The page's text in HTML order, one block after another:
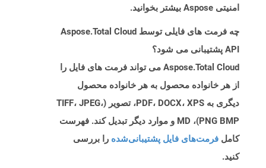
امنیتی Aspose بیشتر بخوانید.
چه فرمت های فایلی توسط Aspose.Total Cloud
API پشتیبانی می شود؟
Aspose.Total Cloud می تواند فرمت های فایل را
از هر خانواده محصول به هر خانواده محصول
دیگری به PDF، DOCX، XPS، تصویر (TIFF، JPEG،
PNG BMP)، MD و موارد دیگر تبدیل کند. فهرست
کامل فرمت‌های فایل پشتیبانی‌شده را بررسی
کنید.